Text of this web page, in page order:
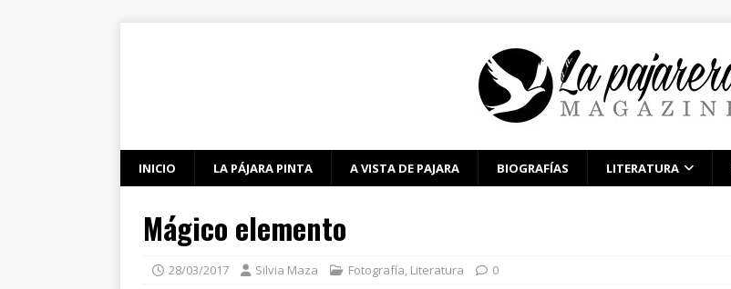
INICIO LA PÁJARA PINTA A VISTA DE PAJARA BIOGRAFÍAS LITERATURA
Mágico elemento
28/03/2017 Silvia Maza Fotografía, Literatura 0